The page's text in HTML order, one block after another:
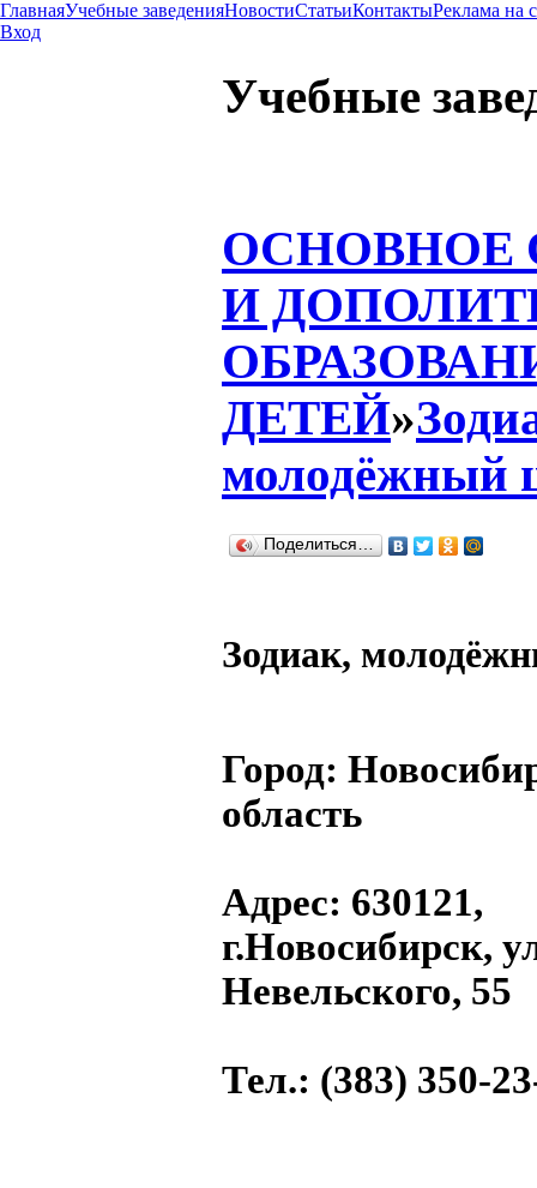
ГлавнаяУчебные заведенияНовостиСтатьиКонтактыРеклама на
Вход
Учебные
ОСНОВНОЕ
И
ДЕТЕЙ»
молодёжный
Поделиться…
Зодиак,
Город:
область
Адрес: 630121,
г.Новосибирск,
Невельского, 55
Тел.: (383) 350-